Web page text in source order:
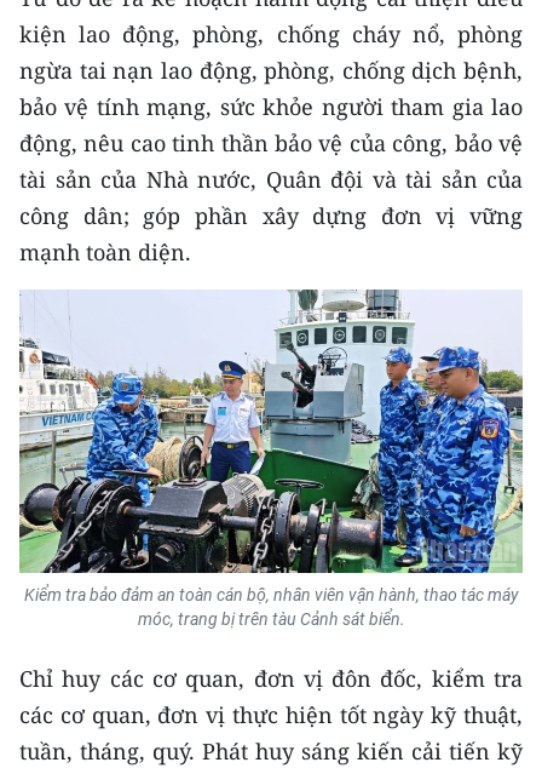
Media Pháp luật
Media Du lịch
Media Thế giới
Media Thể thao
Media Giáo dục
Media Khoa học - Công nghệ
Media Môi trường
Ảnh
Infographic
TIN MỚI
TIN ĐỊA PHƯƠNG
Trung du và miền núi phía Bắc
Đồng bằng sông Hồng
kiện lao động, phòng, chống cháy nổ, phòng
ngừa tai nạn lao động, phòng, chống dịch bệnh,
bảo vệ tính mạng, sức khỏe người tham gia lao
động, nêu cao tinh thần bảo vệ của công, bảo vệ
tài sản của Nhà nước, Quân đội và tài sản của
công dân; góp phần xây dựng đơn vị vững
mạnh toàn diện.
Kiểm tra bảo đảm an toàn cán bộ, nhân viên vận hành, thao tác máy
móc, trang bị trên tàu Cảnh sát biển.
Chỉ huy các cơ quan, đơn vị đôn đốc, kiểm tra
các cơ quan, đơn vị thực hiện tốt ngày kỹ thuật,
tuần, tháng, quý. Phát huy sáng kiến cải tiến kỹ